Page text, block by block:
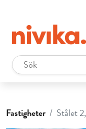
Fastigheter Stålet